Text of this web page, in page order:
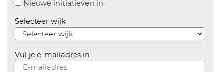
Nieuwe initiatieven in:Aanvinken om informatie over
Selecteer wijk
Vul je e-mailadres in